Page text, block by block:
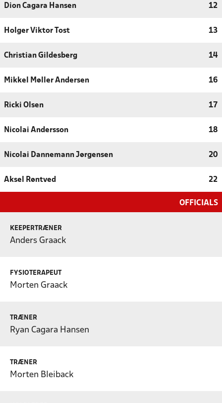
Dion Cagara Hansen 12
Holger Viktor Tost 13
Christian Gildesberg 14
Mikkel Møller Andersen 16
Ricki Olsen 17
Nicolai Andersson 18
Nicolai Dannemann Jørgensen 20
Aksel Røntved 22
OFFICIALS
KEEPERTRÆNER
Anders Graack
FYSIOTERAPEUT
Morten Graack
TRÆNER
Ryan Cagara Hansen
TRÆNER
Morten Bleiback